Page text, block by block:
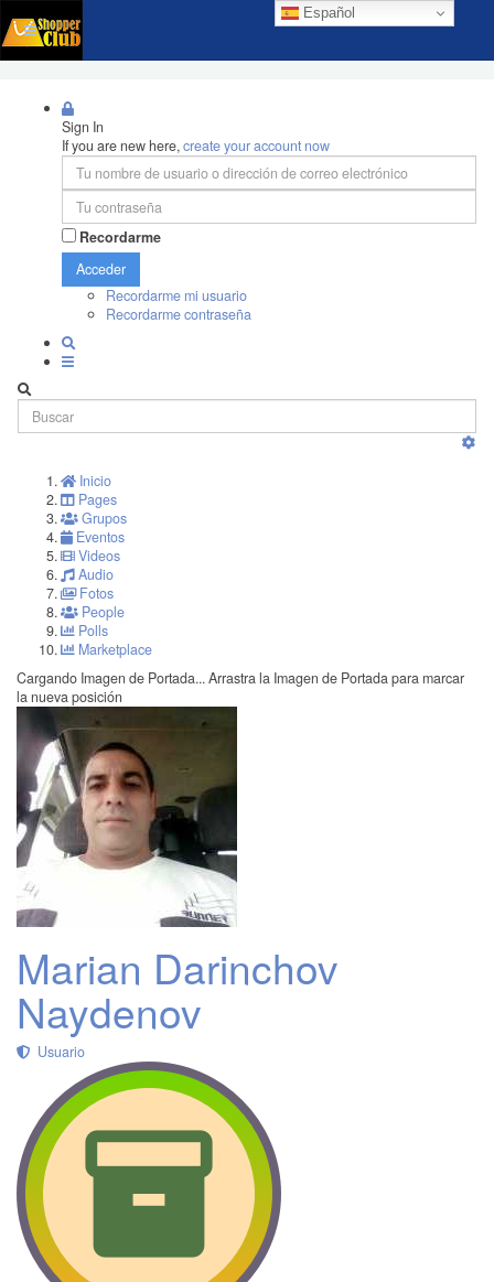
Español
Sign In
If you are new here,create your account now
Recordarme
Acceder
Recordarme mi usuario
Recordarme contraseña
Inicio
Pages
Grupos
Eventos
Videos
Audio
Fotos
People
Polls
Marketplace
Cargando Imagen de Portada... Arrastra la Imagen de Portada para marcar
la nueva posición
Marian Darinchov
Naydenov
Usuario